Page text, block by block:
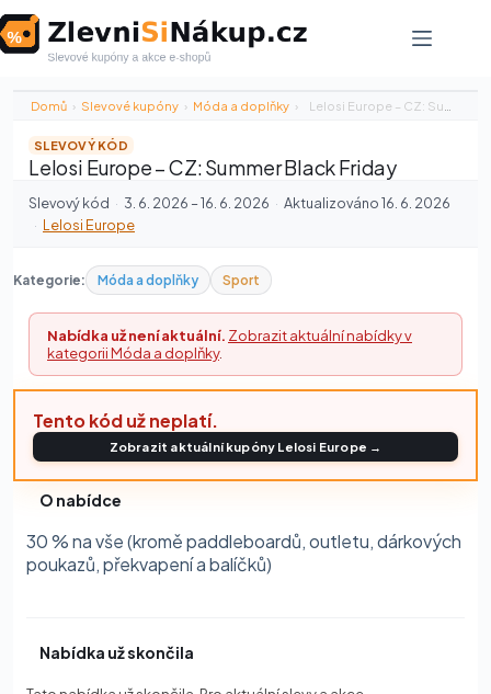
to
content
Domů › Slevové kupóny › Móda a doplňky › Lelosi Europe – CZ: Summer Black…
SLEVOVÝ KÓD
Lelosi Europe – CZ: Summer Black Friday
Slevový kód · 3. 6. 2026 – 16. 6. 2026 · Aktualizováno 16. 6. 2026
· Lelosi Europe
Kategorie: Móda a doplňky Sport
Nabídka už není aktuální. Zobrazit aktuální nabídky v
kategorii Móda a doplňky.
Tento kód už neplatí.
Zobrazit aktuální kupóny Lelosi Europe →
O nabídce
30 % na vše (kromě paddleboardů, outletu, dárkových
poukazů, překvapení a balíčků)
Nabídka už skončila